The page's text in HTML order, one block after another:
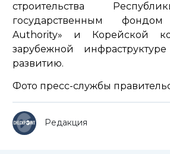
строительства
государственным
Authority» и Корейской
зарубежной
развитию.
Фото пресс-службы
Редакция